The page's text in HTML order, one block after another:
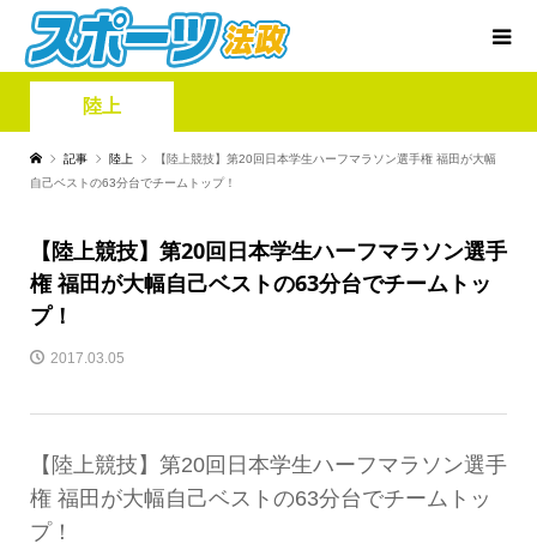
陸上
記事 陸上
【陸上競技】第20回日本学生ハーフマラソン選手権 福田が大幅
自己ベストの63分台でチームトップ！
【陸上競技】第20回日本学生ハーフマラソン選手
権 福田が大幅自己ベストの63分台でチームトッ
プ！
2017.03.05
【陸上競技】第20回日本学生ハーフマラソン選手
権 福田が大幅自己ベストの63分台でチームトッ
プ！